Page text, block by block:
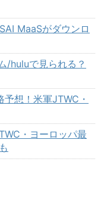
MaaSがダウンロ
/huluで見られる？
想！米軍JTWC・
・ヨーロッパ最